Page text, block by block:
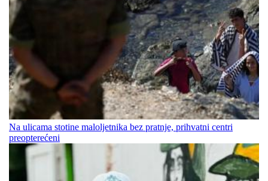
Na ulicama stotine maloljetnika bez pratnje, prihvatni centri
preopterećeni